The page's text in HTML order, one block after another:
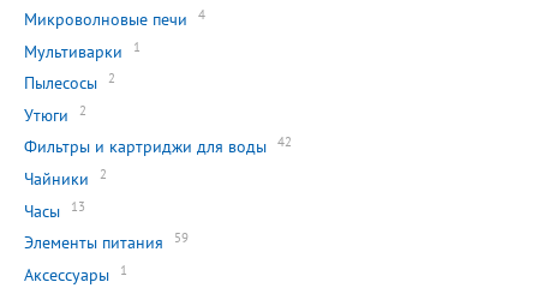
Микроволновые печи 4
Мультиварки 1
Пылесосы 2
Утюги 2
Фильтры и картриджи для воды 42
Чайники 2
Часы 13
Элементы питания 59
Аксессуары 1